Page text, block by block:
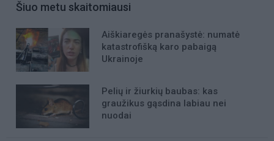
Šiuo metu skaitomiausi
Aiškiaregės pranašystė: numatė
katastrofišką karo pabaigą
Ukrainoje
Pelių ir žiurkių baubas: kas
graužikus gąsdina labiau nei
nuodai